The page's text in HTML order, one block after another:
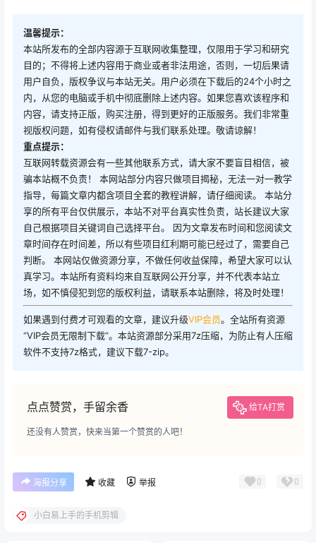
温馨提示：
本站所发布的全部内容源于互联网收集整理，仅限用于学习和研究
目的；不得将上述内容用于商业或者非法用途，否则，一切后果请
用户自负，版权争议与本站无关。用户必须在下载后的24个小时之
内，从您的电脑或手机中彻底删除上述内容。如果您喜欢该程序和
内容，请支持正版，购买注册，得到更好的正版服务。我们非常重
视版权问题，如有侵权请邮件与我们联系处理。敬请谅解！
重点提示：
互联网转载资源会有一些其他联系方式，请大家不要盲目相信，被
骗本站概不负责！ 本网站部分内容只做项目揭秘，无法一对一教学
指导，每篇文章内都含项目全套的教程讲解，请仔细阅读。 本站分
享的所有平台仅供展示，本站不对平台真实性负责，站长建议大家
自己根据项目关键词自己选择平台。 因为文章发布时间和您阅读文
章时间存在时间差，所以有些项目红利期可能已经过了，需要自己
判断。 本网站仅做资源分享，不做任何收益保障，希望大家可以认
真学习。本站所有资料均来自互联网公开分享，并不代表本站立
场，如不慎侵犯到您的版权利益，请联系本站删除，将及时处理！
如果遇到付费才可观看的文章，建议升级VIP会员。全站所有资源
“VIP会员无限制下载”。本站资源部分采用7z压缩，为防止有人压缩
软件不支持7z格式，建议下载7-zip。
点点赞赏，手留余香 给TA打赏
还没有人赞赏，快来当第一个赞赏的人吧！
海报分享 收藏 举报 0 0
小白易上手的手机剪辑